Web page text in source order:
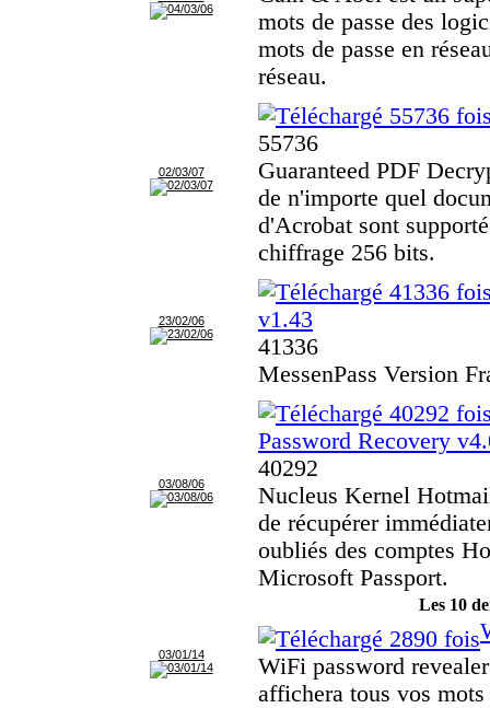
mots de passe des
mots de passe en
réseau.
02/03/07
55736
Guaranteed PDF
de n'importe quel
d'Acrobat sont
chiffrage 256 bits.
23/02/06
v1.43
41336
MessenPass Version
03/08/06
Password Recovery
40292
Nucleus Kernel
de récupérer
oubliés des comptes
Microsoft Passport.
Les 10
03/01/14
WiFi password
affichera tous vos